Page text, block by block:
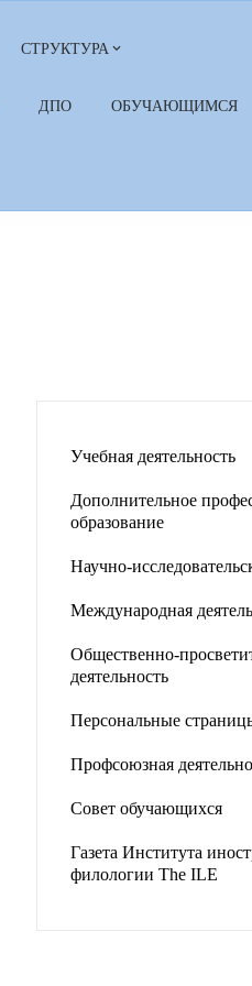
СТРУКТУРА
ДПО ОБУЧАЮЩИМСЯ
Учебная деятельность
Дополнительное
образование
Научно-
Международная
Общественно-
деятельность
Персональные
Профсоюзная
Совет обучающихся
Газета Института
филологии The ILE